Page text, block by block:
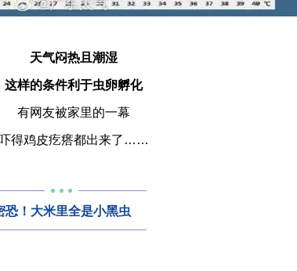
天气闷热且潮湿
这样的条件利于虫卵孵化
有网友被家里的一幕
得鸡皮疙瘩都出来了……
恐！大米里全是小黑虫